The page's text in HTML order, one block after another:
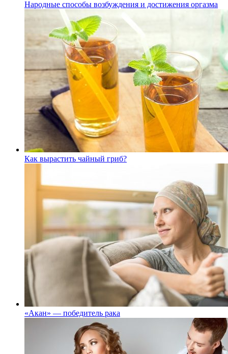
Народные способы возбуждения и достижения оргазма
Как вырастить чайный гриб?
«Акан» — победитель рака